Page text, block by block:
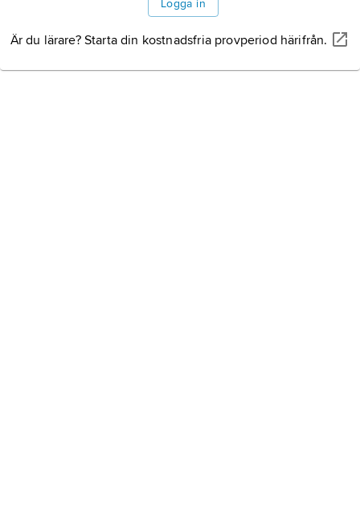
Logga in
Är du lärare? Starta din kostnadsfria provperiod härifrån.